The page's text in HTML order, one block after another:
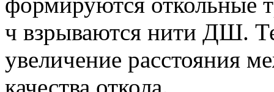
ч взрываются нити ДШ.
увеличение расстояния
качества откола.